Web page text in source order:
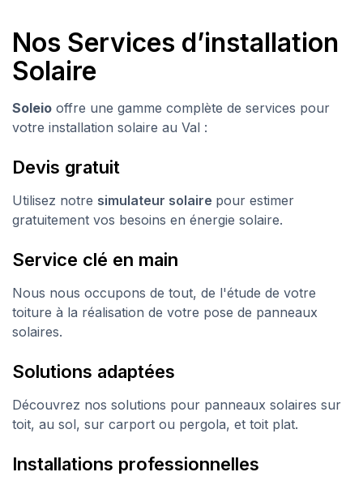
Nos Services d’installation
Solaire
Soleio offre une gamme complète de services pour
votre installation solaire au Val :
Devis gratuit
Utilisez notre simulateur solaire pour estimer
gratuitement vos besoins en énergie solaire.
Service clé en main
Nous nous occupons de tout, de l'étude de votre
toiture à la réalisation de votre pose de panneaux
solaires.
Solutions adaptées
Découvrez nos solutions pour panneaux solaires sur
toit, au sol, sur carport ou pergola, et toit plat.
Installations professionnelles